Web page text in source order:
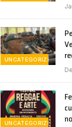
UNCATEGORIZED
UNCATEGORIZED